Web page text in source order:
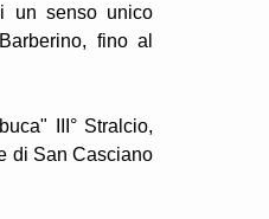
un senso unico
fino al
III° Stralcio,
di San Casciano